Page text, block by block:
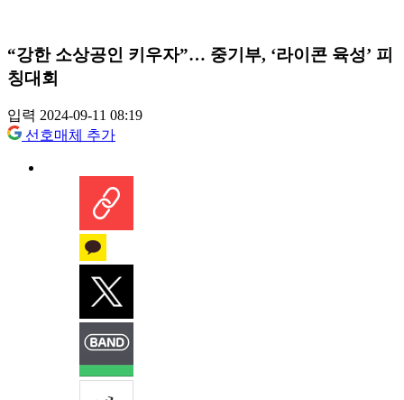
“강한 소상공인 키우자”… 중기부, ‘라이콘 육성’ 피
칭대회
입력 2024-09-11 08:19
선호매체 추가